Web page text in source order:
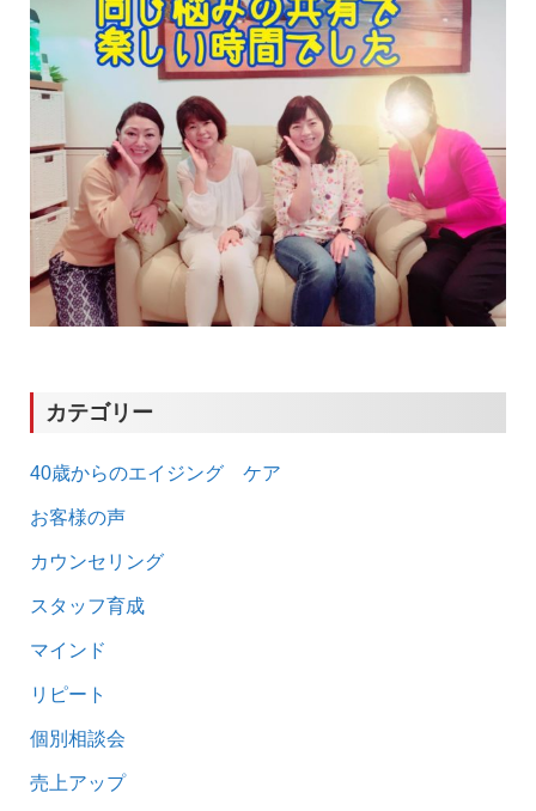
カテゴリー
40歳からのエイジング ケア
お客様の声
カウンセリング
スタッフ育成
マインド
リピート
個別相談会
売上アップ